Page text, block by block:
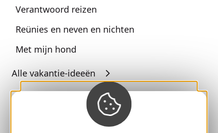
Verantwoord reizen
Reünies en neven en nichten
Met mijn hond
Alle vakantie-ideeën
Espace Pro